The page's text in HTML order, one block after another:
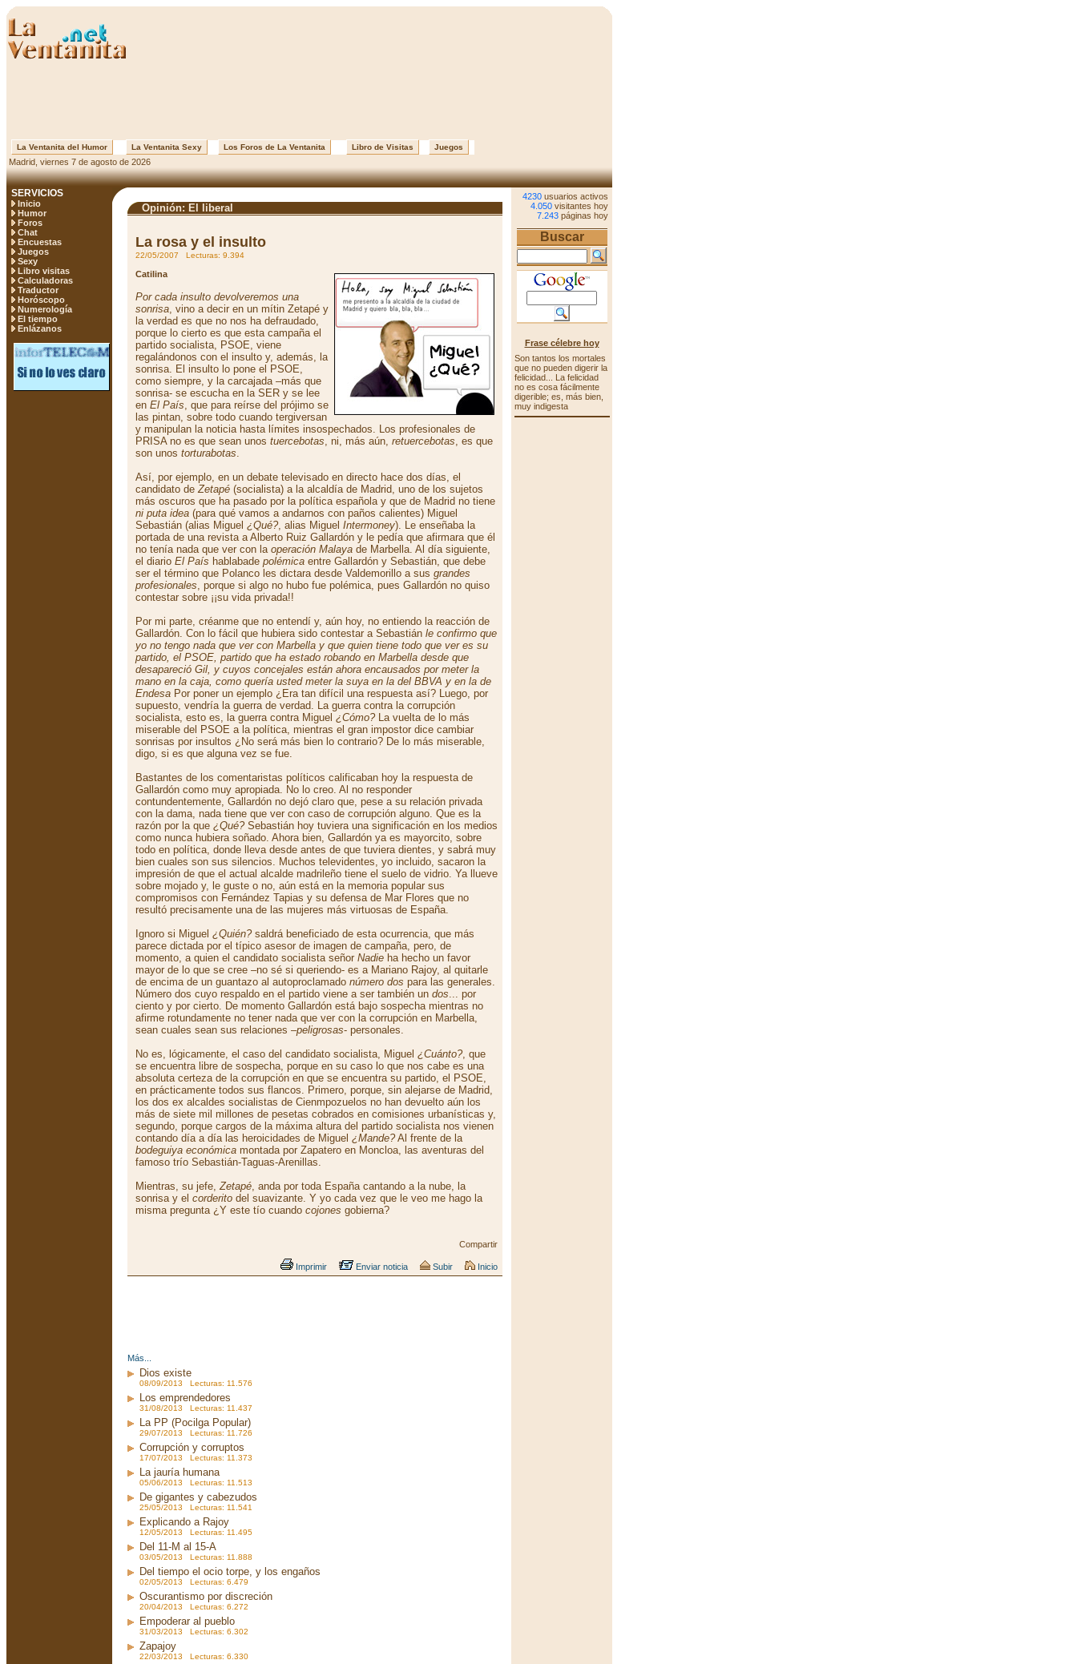
La Ventanita del Humor La Ventanita Sexy Los Foros de La Ventanita Libro de Visitas Juegos
Madrid, viernes 7 de agosto de 2026
SERVICIOS
Inicio
Humor
Foros
Chat
Encuestas
Juegos
Sexy
Libro visitas
Calculadoras
Traductor
Horóscopo
Numerología
El tiempo
Enlázanos
Opinión: El liberal
La rosa y el insulto
22/05/2007 Lecturas: 9.394
Catilina
Por cada insulto devolveremos una
sonrisa, vino a decir en un mítin Zetapé y
la verdad es que no nos ha defraudado,
porque lo cierto es que esta campaña el
partido socialista, PSOE, viene
regalándonos con el insulto y, además, la
sonrisa. El insulto lo pone el PSOE,
como siempre, y la carcajada –más que
sonrisa- se escucha en la SER y se lee
en El País, que para reírse del prójimo se
las pintan, sobre todo cuando tergiversan
y manipulan la noticia hasta límites insospechados. Los profesionales de
PRISA no es que sean unos tuercebotas, ni, más aún, retuercebotas, es que
son unos torturabotas.
Así, por ejemplo, en un debate televisado en directo hace dos días, el
candidato deZetapé (socialista) a la alcaldía de Madrid, uno de los sujetos
más oscuros que ha pasado por la política española y que de Madrid no tiene
ni puta idea (para qué vamos a andarnos con paños calientes) Miguel
Sebastián (alias Miguel ¿Qué?, alias Miguel Intermoney). Le enseñaba la
portada de una revista a Alberto Ruiz Gallardón y le pedía que afirmara que él
no tenía nada que ver con la operación Malaya de Marbella. Al día siguiente,
el diario El País hablabade polémica entre Gallardón y Sebastián, que debe
ser el término que Polanco les dictara desde Valdemorillo a sus grandes
profesionales, porque si algo no hubo fue polémica, pues Gallardón no quiso
contestar sobre ¡¡su vida privada!!
Por mi parte, créanme que no entendí y, aún hoy, no entiendo la reacción de
Gallardón. Con lo fácil que hubiera sido contestar a Sebastián le confirmo que
yo no tengo nada que ver con Marbella y que quien tiene todo que ver es su
partido, el PSOE, partido que ha estado robando en Marbella desde que
desapareció Gil, y cuyos concejales están ahora encausados por meter la
mano en la caja, como quería usted meter la suya en la del BBVA y en la de
Endesa Por poner un ejemplo ¿Era tan difícil una respuesta así? Luego, por
supuesto, vendría la guerra de verdad. La guerra contra la corrupción
socialista, esto es, la guerra contra Miguel ¿Cómo?La vuelta de lo más
miserable del PSOE a la política, mientras el gran impostor dice cambiar
sonrisas por insultos ¿No será más bien lo contrario? De lo más miserable,
digo, si es que alguna vez se fue.
Bastantes de los comentaristas políticos calificaban hoy la respuesta de
Gallardón como muy apropiada. No lo creo. Al no responder
contundentemente, Gallardón no dejó claro que, pese a su relación privada
con la dama, nada tiene que ver con caso de corrupción alguno. Que es la
razón por la que ¿Qué?Sebastián hoy tuviera una significación en los medios
como nunca hubiera soñado. Ahora bien, Gallardón ya es mayorcito, sobre
todo en política, donde lleva desde antes de que tuviera dientes, y sabrá muy
bien cuales son sus silencios. Muchos televidentes, yo incluido, sacaron la
impresión de que el actual alcalde madrileño tiene el suelo de vidrio. Ya llueve
sobre mojado y, le guste o no, aún está en la memoria popular sus
compromisos con Fernández Tapias y su defensa de Mar Flores que no
resultó precisamente una de las mujeres más virtuosas de España.
Ignoro si Miguel ¿Quién?saldrá beneficiado de esta ocurrencia, que más
parece dictada por el típico asesor de imagen de campaña, pero, de
momento, a quien el candidato socialista señor Nadie ha hecho un favor
mayor de lo que se cree –no sé si queriendo- es a Mariano Rajoy, al quitarle
de encima de un guantazo al autoproclamado número dos para las generales.
Número dos cuyo respaldo en el partido viene a ser también un dos... por
ciento y por cierto. De momento Gallardón está bajo sospecha mientras no
afirme rotundamente no tener nada que ver con la corrupción en Marbella,
sean cuales sean sus relaciones –peligrosas- personales.
No es, lógicamente, el caso del candidato socialista, Miguel ¿Cuánto?, que
se encuentra libre de sospecha, porque en su caso lo que nos cabe es una
absoluta certeza de la corrupción en que se encuentra su partido, el PSOE,
en prácticamente todos sus flancos. Primero, porque, sin alejarse de Madrid,
los dos ex alcaldes socialistas de Cienmpozuelos no han devuelto aún los
más de siete mil millones de pesetas cobrados en comisiones urbanísticas y,
segundo, porque cargos de la máxima altura del partido socialista nos vienen
contando día a día las heroicidades de Miguel ¿Mande?Al frente de la
bodeguiya económica montada por Zapatero en Moncloa, las aventuras del
famoso trío Sebastián-Taguas-Arenillas.
Mientras, su jefe,Zetapé, anda por toda España cantando a la nube, la
sonrisa y el corderito del suavizante. Y yo cada vez que le veo me hago la
misma pregunta ¿Y este tío cuando cojones gobierna?
Compartir
Imprimir Enviar noticia Subir Inicio
Más...
Dios existe
08/09/2013 Lecturas: 11.576
Los emprendedores
31/08/2013 Lecturas: 11.437
La PP (Pocilga Popular)
29/07/2013 Lecturas: 11.726
Corrupción y corruptos
17/07/2013 Lecturas: 11.373
La jauría humana
05/06/2013 Lecturas: 11.513
De gigantes y cabezudos
25/05/2013 Lecturas: 11.541
Explicando a Rajoy
12/05/2013 Lecturas: 11.495
Del 11-M al 15-A
03/05/2013 Lecturas: 11.888
Del tiempo el ocio torpe, y los engaños
02/05/2013 Lecturas: 6.479
Oscurantismo por discreción
20/04/2013 Lecturas: 6.272
Empoderar al pueblo
31/03/2013 Lecturas: 6.302
Zapajoy
22/03/2013 Lecturas: 6.330
4230 usuarios activos
4.050 visitantes hoy
7.243 páginas hoy
Buscar
Frase célebre hoy
Son tantos los mortales
que no pueden digerir la
felicidad... La felicidad
no es cosa fácilmente
digerible; es, más bien,
muy indigesta